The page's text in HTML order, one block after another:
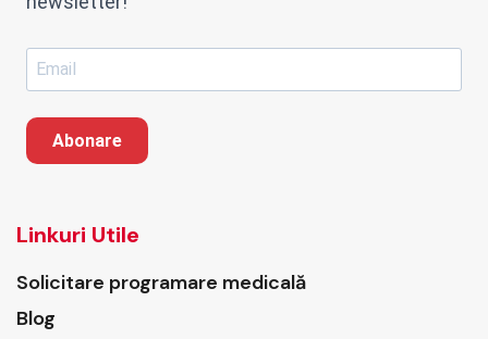
Abonare
Linkuri Utile
Solicitare programare medicală
Blog